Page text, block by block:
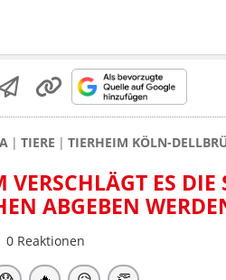
TIERE TIERHEIM KÖLN-
VERSCHLÄGT ES
ABGEBEN
0 Reaktionen